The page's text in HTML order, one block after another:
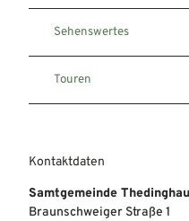
Sehenswertes
Touren
Kontaktdaten
Samtgemeinde
Braunschweiger Straße 1